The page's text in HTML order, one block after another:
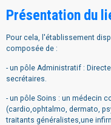
Présentation du
Pour cela, l'établissement
composée de :
- un pôle Administratif :
secrétaires.
- un pôle Soins : un médecin
(cardio,ophtalmo, dermato,
traitants généralistes,une